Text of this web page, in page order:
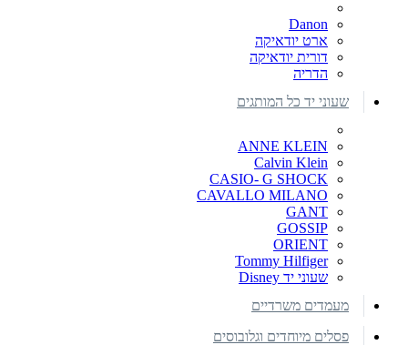
Danon
ארט יודאיקה
דורית יודאיקה
הדריה
שעוני יד כל המותגים
ANNE KLEIN
Calvin Klein
CASIO- G SHOCK
CAVALLO MILANO
GANT
GOSSIP
ORIENT
Tommy Hilfiger
שעוני יד Disney
מעמדים משרדיים
פסלים מיוחדים וגלובוסים